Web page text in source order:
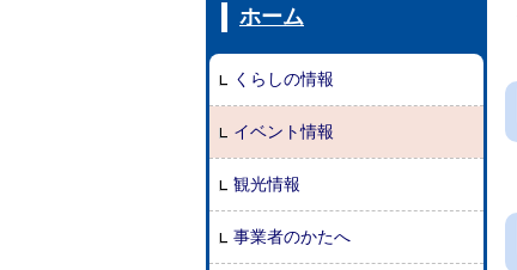
ホーム
くらしの情報
イベント情報
観光情報
事業者のかたへ